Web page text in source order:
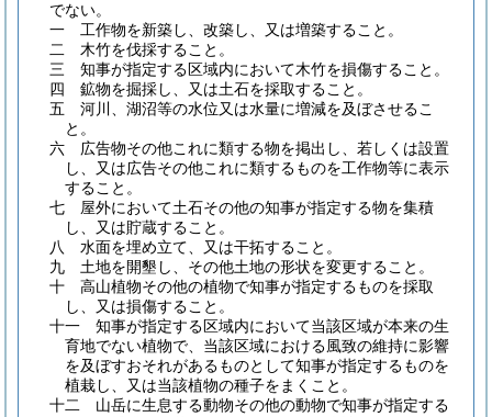
でない。
一
工作物を新築し、改築し、又は増築すること。
二
木竹を伐採すること。
三
知事が指定する区域内において木竹を損傷すること。
四
鉱物を掘採し、又は土石を採取すること。
五
河川、湖沼等の水位又は水量に増減を及ぼさせるこ
と。
六
広告物その他これに類する物を掲出し、若しくは設置
し、又は広告その他これに類するものを工作物等に表示
すること。
七
屋外において土石その他の知事が指定する物を集積
し、又は貯蔵すること。
八
水面を埋め立て、又は干拓すること。
九
土地を開墾し、その他土地の形状を変更すること。
十
高山植物その他の植物で知事が指定するものを採取
し、又は損傷すること。
十一
知事が指定する区域内において当該区域が本来の生
育地でない植物で、当該区域における風致の維持に影響
を及ぼすおそれがあるものとして知事が指定するものを
植栽し、又は当該植物の種子をまくこと。
十二
山岳に生息する動物その他の動物で知事が指定する